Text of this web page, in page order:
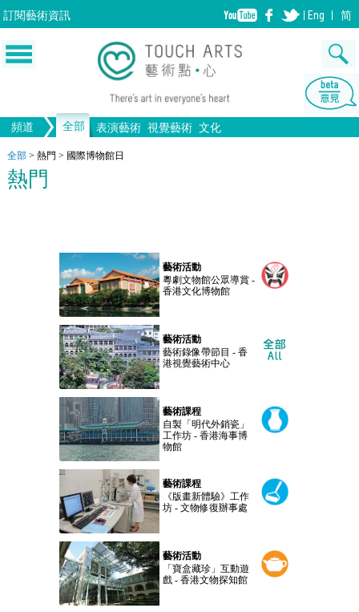
訂閱藝術資訊 Eng 简
頻道 全部 表演藝術 視覺藝術 文化
音樂 舞蹈
繪畫 畫圖
生活 文物
全部 > 熱門 > 國際博物館日
熱門
藝術活動
粵劇文物館公眾導賞 -
香港文化博物館
藝術活動
藝術錄像帶節目 - 香
港視覺藝術中心
藝術課程
自製「明代外銷瓷」
工作坊 - 香港海事博
物館
藝術課程
《版畫新體驗》工作
坊 - 文物修復辦事處
藝術活動
「寶盒藏珍」互動遊
戲 - 香港文物探知館